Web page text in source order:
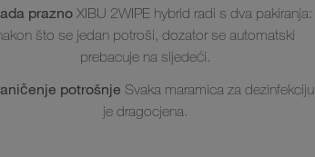
prazno XIBU 2WIPE hybrid radi s dva pakiranja:
što se jedan potroši, dozator se automatski
prebacuje na sljedeći.
potrošnje Svaka maramica za dezinfekciju
je dragocjena.